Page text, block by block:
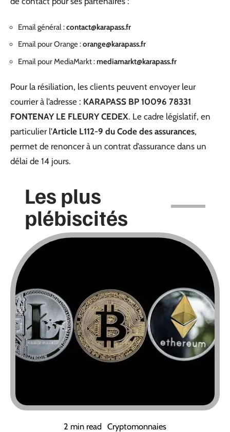
Email général :contact@karapass.fr
Email pour Orange :orange@karapass.fr
Email pour MediaMarkt :mediamarkt@karapass.fr
Pour la résiliation, les clients peuvent envoyer leur
courrier à l’adresse : KARAPASS BP 10096 78331
FONTENAY LE FLEURY CEDEX. Le cadre législatif, en
particulier l’Article L112-9 du Code des assurances,
permet de renoncer à un contrat d’assurance dans un
délai de 14 jours.
Les plus
plébiscités
2 min read Cryptomonnaies